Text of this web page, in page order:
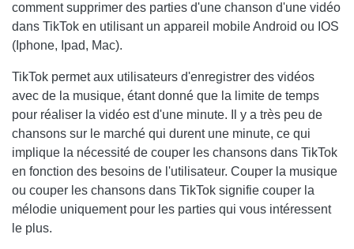
comment supprimer des parties d'une chanson d'une vidéo
dans TikTok en utilisant un appareil mobile Android ou IOS
(Iphone, Ipad, Mac).
TikTok permet aux utilisateurs d'enregistrer des vidéos
avec de la musique, étant donné que la limite de temps
pour réaliser la vidéo est d'une minute. Il y a très peu de
chansons sur le marché qui durent une minute, ce qui
implique la nécessité de couper les chansons dans TikTok
en fonction des besoins de l'utilisateur. Couper la musique
ou couper les chansons dans TikTok signifie couper la
mélodie uniquement pour les parties qui vous intéressent
le plus.